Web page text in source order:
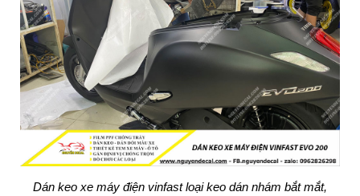
Dán keo xe máy điện vinfast loại keo dán nhám bắt mắt,